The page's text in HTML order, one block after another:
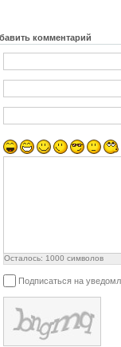
комментарий
Осталось: 1000 символов
Подписаться на